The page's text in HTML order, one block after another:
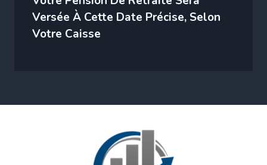
Versée À Cette Date Précise, Selon
Votre Caisse